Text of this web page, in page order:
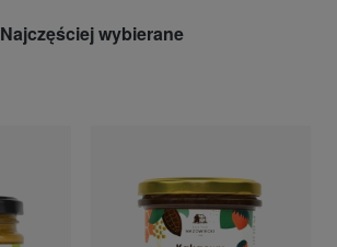
Najczęściej wybierane